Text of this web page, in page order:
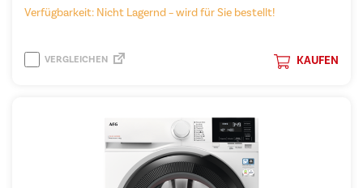
Verfügbarkeit: Nicht Lagernd – wird für Sie bestellt!
KAUFEN
VERGLEICHEN